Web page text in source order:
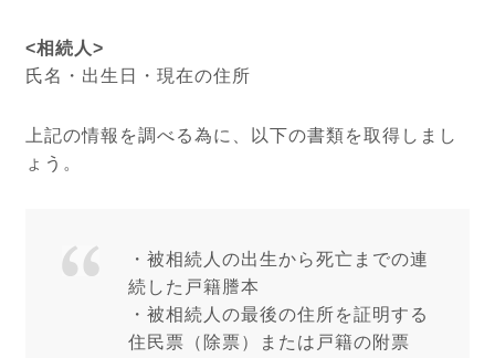
<相続人>
氏名・出生日・現在の住所
上記の情報を調べる為に、以下の書類を取得しまし
ょう。
・被相続人の出生から死亡までの連
続した戸籍謄本
・被相続人の最後の住所を証明する
住民票（除票）または戸籍の附票